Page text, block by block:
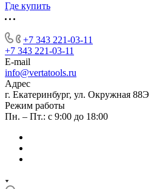
Где купить
+7 343 221-03-11
+7 343 221-03-11
E-mail
info@vertatools.ru
Адрес
г. Екатеринбург, ул. Окружная 88Э
Режим работы
Пн. – Пт.: с 9:00 до 18:00